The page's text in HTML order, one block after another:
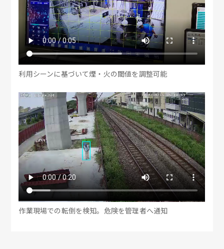
利用シーンに基づいて煙・火の閾値を調整可能
作業現場での転倒を検知。危険を管理者へ通知